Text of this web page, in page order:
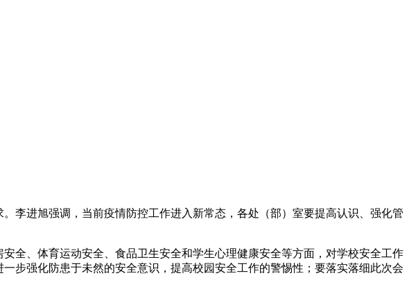
李进旭强调，当前疫情防控工作进入新常态，各处（部）室要提高认识、强化管
全、体育运动安全、食品卫生安全和学生心理健康安全等方面，对学校安全工作
步强化防患于未然的安全意识，提高校园安全工作的警惕性；要落实落细此次会